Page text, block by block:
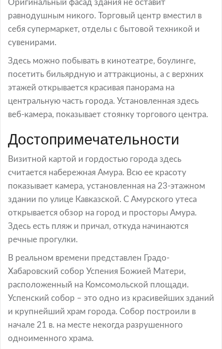
Оригинальный фасад здания не оставит
равнодушным никого. Торговый центр вместил в
себя супермаркет, отделы с бытовой техникой и
сувенирами.
Здесь можно побывать в кинотеатре, боулинге,
посетить бильярдную и аттракционы, а с верхних
этажей открывается красивая панорама на
центральную часть города. Установленная здесь
веб-камера, показывает стоянку торгового центра.
Достопримечательности
Визитной картой и гордостью города здесь
считается набережная Амура. Всю ее красоту
показывает камера, установленная на 23-этажном
здании по улице Кавказской. С Амурского утеса
открывается обзор на город и просторы Амура.
Здесь есть пляж и причал, откуда начинаются
речные прогулки.
В реальном времени представлен Градо-
Хабаровский собор Успения Божией Матери,
расположенный на Комсомольской площади.
Успенский собор – это одно из красивейших зданий
и крупнейший храм города. Собор построили в
начале 21 в. на месте некогда разрушенного
одноименного храма.